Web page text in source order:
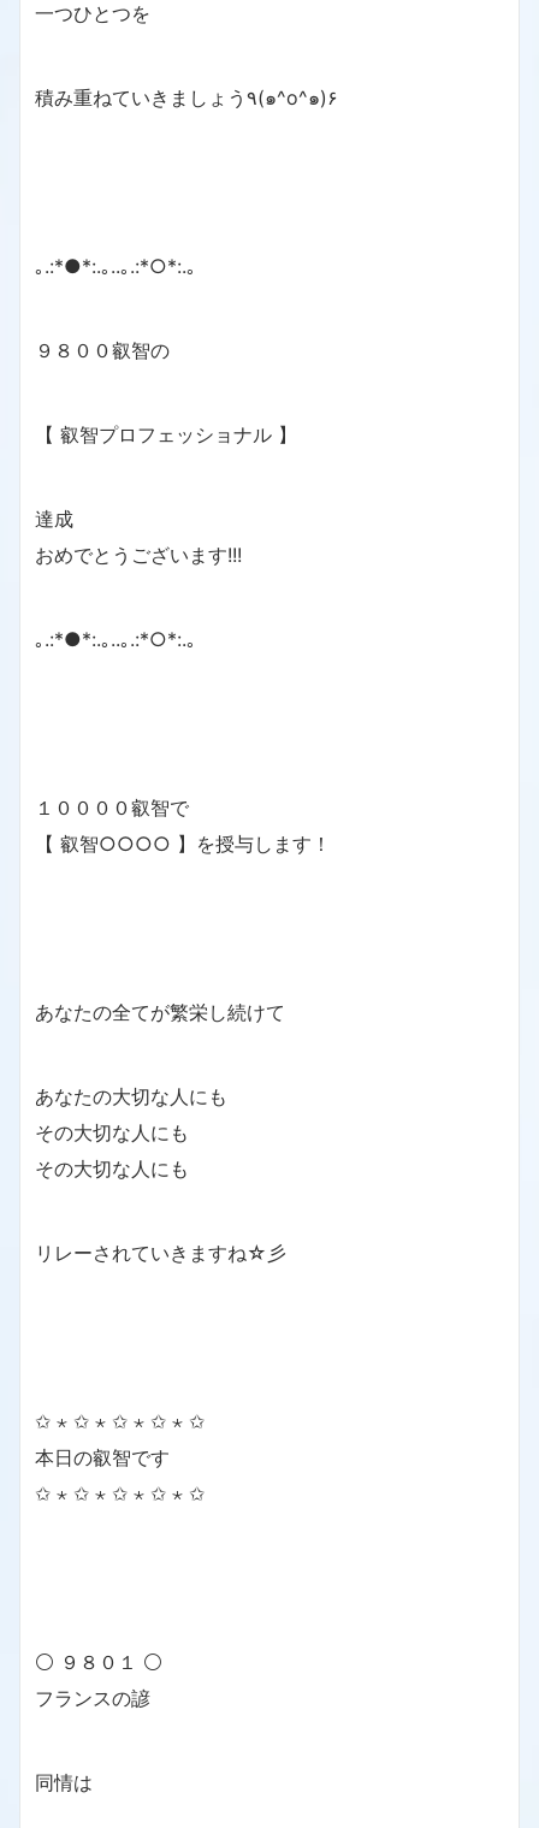
一つひとつを
積み重ねていきましょう٩(๑^o^๑)۶
｡.:*●*:.｡..｡.:*○*:.｡
９８００叡智の
【 叡智プロフェッショナル 】
達成
おめでとうございます!!!
｡.:*●*:.｡..｡.:*○*:.｡
１００００叡智で
【 叡智○○○○ 】を授与します！
あなたの全てが繁栄し続けて
あなたの大切な人にも
その大切な人にも
その大切な人にも
リレーされていきますね☆彡
✩ ⋆ ✩ ⋆ ✩ ⋆ ✩ ⋆ ✩
本日の叡智です
✩ ⋆ ✩ ⋆ ✩ ⋆ ✩ ⋆ ✩
⚪ ９８０１ ⚪
フランスの諺
同情は